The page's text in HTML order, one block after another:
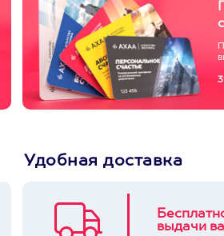
Удобная доставка
выдачи